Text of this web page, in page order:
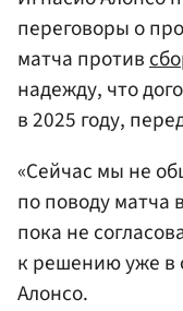
переговоры о
матча против
надежду, что
в 2025 году,
«Сейчас мы не
по поводу матча
пока не
к решению уже в
Алонсо.